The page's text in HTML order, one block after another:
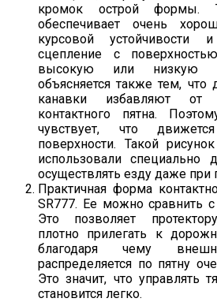
кромок острой формы.
обеспечивает очень
курсовой устойчивости
сцепление с
высокую или низкую
объясняется также тем, что
канавки избавляют от
контактного пятна.
чувствует, что
поверхности. Такой
использовали специально
осуществлять езду даже при
Практичная форма
SR777. Ее можно сравнить
Это позволяет
плотно прилегать к
благодаря чему
распределяется по пятну
Это значит, что управлять
становится легко.